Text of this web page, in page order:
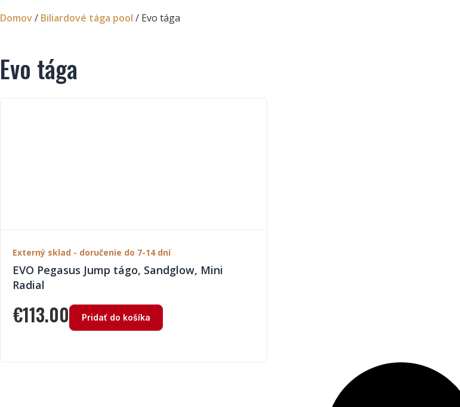
Domov/ Biliardové tága pool / Evo tága
Evo tága
Externý sklad - doručenie do 7-14 dní
EVO Pegasus Jump tágo, Sandglow, Mini
Radial
€113.00 Pridať do košíka